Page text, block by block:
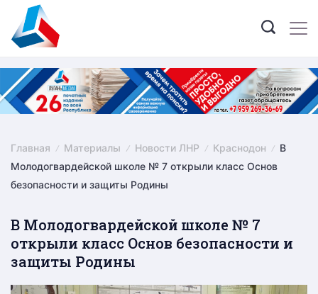
content
Главная Материалы Новости ЛНР Краснодон
В
Молодогвардейской школе № 7 открыли класс Основ
безопасности и защиты Родины
В Молодогвардейской школе № 7
открыли класс Основ безопасности и
защиты Родины